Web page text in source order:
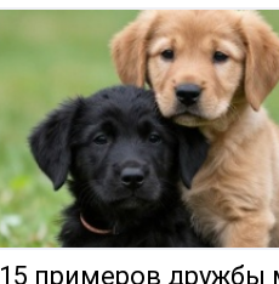
15 примеров дружбы